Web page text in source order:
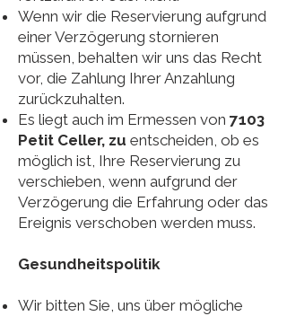
Wenn wir die Reservierung aufgrund
einer Verzögerung stornieren
müssen, behalten wir uns das Recht
vor, die Zahlung Ihrer Anzahlung
zurückzuhalten.
Es liegt auch im Ermessen von 7103
Petit Celler, zu entscheiden, ob es
möglich ist, Ihre Reservierung zu
verschieben, wenn aufgrund der
Verzögerung die Erfahrung oder das
Ereignis verschoben werden muss.
Gesundheitspolitik
Wir bitten Sie, uns über mögliche